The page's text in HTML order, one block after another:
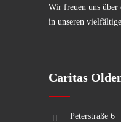
Wir freuen uns über
in unseren
Caritas
Peterstraße 6